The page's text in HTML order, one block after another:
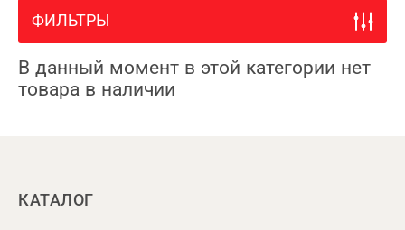
ФИЛЬТРЫ
В данный момент в этой категории нет
товара в наличии
КАТАЛОГ